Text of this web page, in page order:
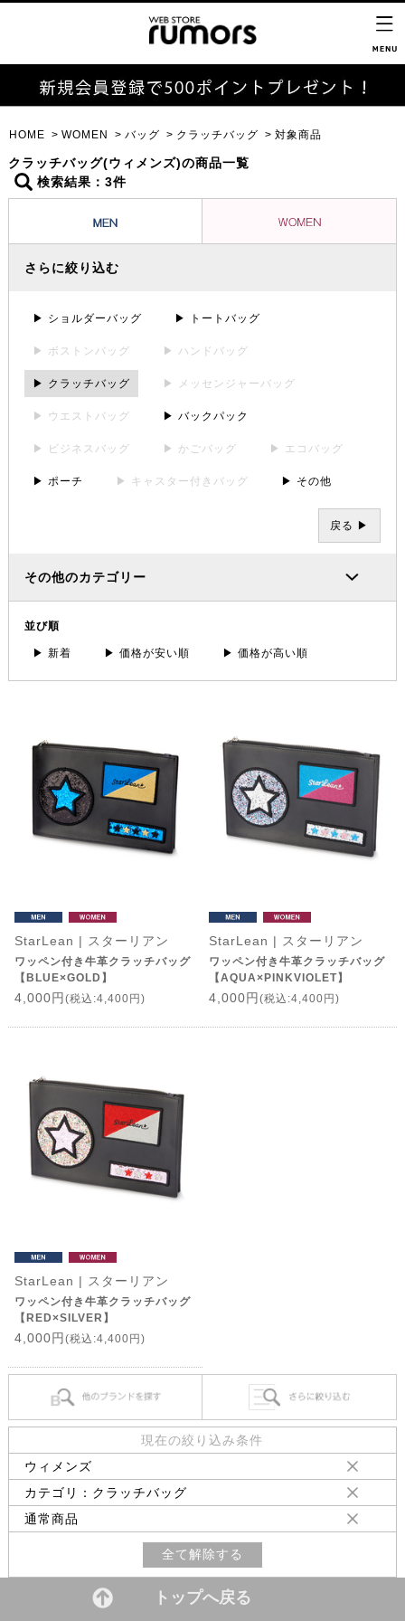
HOME WOMEN バッグ クラッチバッグ 対象商品
クラッチバッグ(ウィメンズ)の商品一覧
検索結果：3件
さらに絞り込む
▶ ショルダーバッグ ▶ トートバッグ
▶ ボストンバッグ ▶ ハンドバッグ
▶ クラッチバッグ ▶ メッセンジャーバッグ
▶ ウエストバッグ ▶ バックパック
▶ ビジネスバッグ ▶ かごバッグ ▶ エコバッグ
▶ ポーチ ▶ キャスター付きバッグ ▶ その他
戻る ▶
その他のカテゴリー
並び順
▶ 新着 ▶ 価格が安い順 ▶ 価格が高い順
StarLean | スターリアン
ワッペン付き牛革クラッチバッグ
【BLUE×GOLD】
4,000円 (税込:4,400円)
StarLean | スターリアン
ワッペン付き牛革クラッチバッグ
【AQUA×PINKVIOLET】
4,000円 (税込:4,400円)
StarLean | スターリアン
ワッペン付き牛革クラッチバッグ
【RED×SILVER】
4,000円 (税込:4,400円)
現在の絞り込み条件
ウィメンズ
カテゴリ：クラッチバッグ
通常商品
全て解除する
トップへ戻る